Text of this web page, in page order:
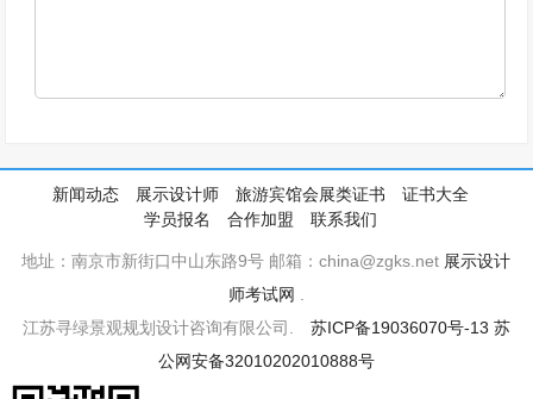
新闻动态 展示设计师 旅游宾馆会展类证书
证书大全
学员报名
合作加盟 联系我们
地址：南京市新街口中山东路9号 邮箱：china@zgks.net 展示设计
师考试网
江苏寻绿景观规划设计咨询有限公司. 苏ICP备19036070号-13 苏
公网安备32010202010888号